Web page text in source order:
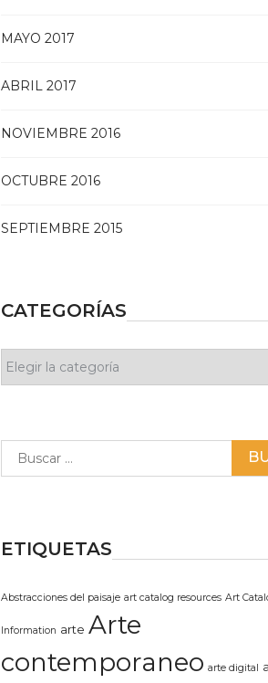
MAYO 2017
ABRIL 2017
NOVIEMBRE 2016
OCTUBRE 2016
SEPTIEMBRE 2015
CATEGORÍAS
ETIQUETAS
Abstracciones del paisaje art catalog resources Art
Information arte Arte
contemporaneo arte digital